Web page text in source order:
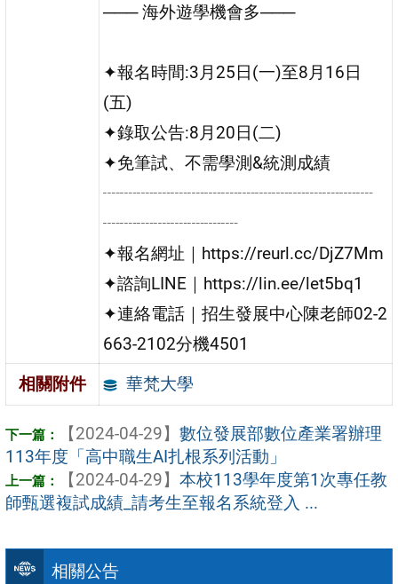
相關公告
─── 海外遊學機會多───
✦報名時間:3月25日(一)至8月16日
(五)
✦錄取公告:8月20日(二)
✦免筆試、不需學測&統測成績
┈┈┈┈┈┈┈┈┈┈┈┈┈┈┈┈
┈┈┈┈┈┈┈┈
✦報名網址｜https://reurl.cc/DjZ7Mm
✦諮詢LINE｜https://lin.ee/let5bq1
✦連絡電話｜招生發展中心陳老師02-2
663-2102分機4501
相關附件
華梵大學
【2024-04-29】 數位發展部數位產業署辦理
113年度「高中職生AI扎根系列活動」
【2024-04-29】 本校113學年度第1次專任教
師甄選複試成績_請考生至報名系統登入 ...